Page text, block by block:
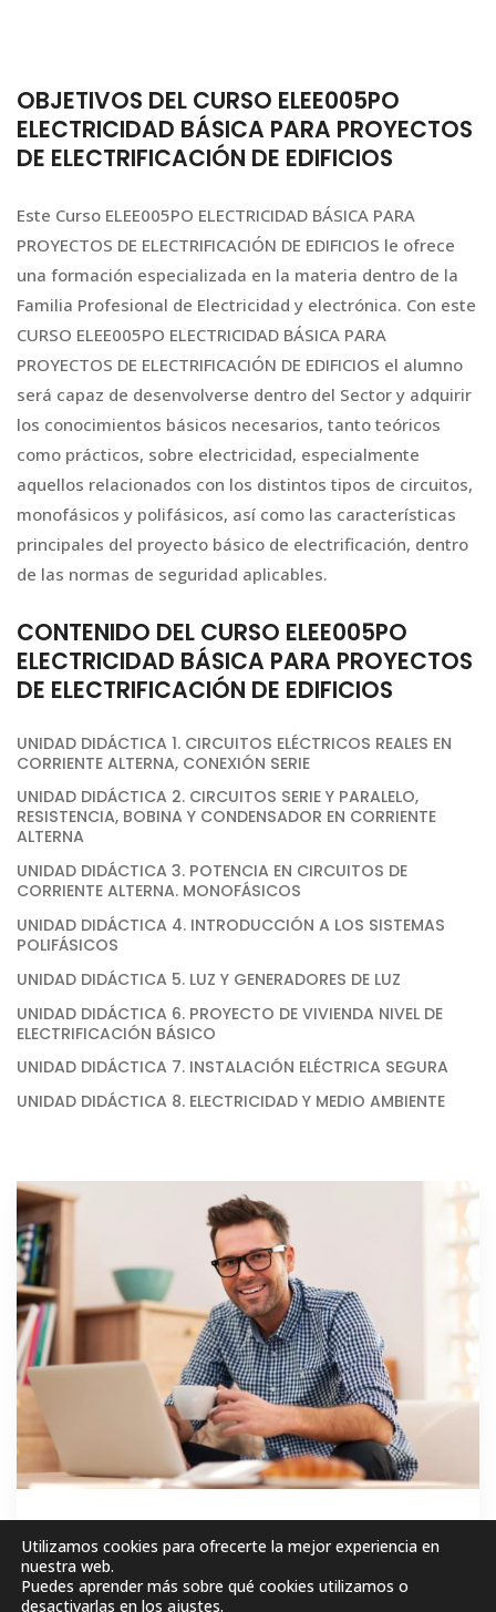
OBJETIVOS DEL CURSO ELEE005PO
ELECTRICIDAD BÁSICA PARA PROYECTOS
DE ELECTRIFICACIÓN DE EDIFICIOS
Este Curso ELEE005PO ELECTRICIDAD BÁSICA PARA
PROYECTOS DE ELECTRIFICACIÓN DE EDIFICIOS le ofrece
una formación especializada en la materia dentro de la
Familia Profesional de Electricidad y electrónica. Con este
CURSO ELEE005PO ELECTRICIDAD BÁSICA PARA
PROYECTOS DE ELECTRIFICACIÓN DE EDIFICIOS el alumno
será capaz de desenvolverse dentro del Sector y adquirir
los conocimientos básicos necesarios, tanto teóricos
como prácticos, sobre electricidad, especialmente
aquellos relacionados con los distintos tipos de circuitos,
monofásicos y polifásicos, así como las características
principales del proyecto básico de electrificación, dentro
de las normas de seguridad aplicables.
CONTENIDO DEL CURSO ELEE005PO
ELECTRICIDAD BÁSICA PARA PROYECTOS
DE ELECTRIFICACIÓN DE EDIFICIOS
UNIDAD DIDÁCTICA 1. CIRCUITOS ELÉCTRICOS REALES EN
CORRIENTE ALTERNA, CONEXIÓN SERIE
UNIDAD DIDÁCTICA 2. CIRCUITOS SERIE Y PARALELO,
RESISTENCIA, BOBINA Y CONDENSADOR EN CORRIENTE
ALTERNA
UNIDAD DIDÁCTICA 3. POTENCIA EN CIRCUITOS DE
CORRIENTE ALTERNA. MONOFÁSICOS
UNIDAD DIDÁCTICA 4. INTRODUCCIÓN A LOS SISTEMAS
POLIFÁSICOS
UNIDAD DIDÁCTICA 5. LUZ Y GENERADORES DE LUZ
UNIDAD DIDÁCTICA 6. PROYECTO DE VIVIENDA NIVEL DE
ELECTRIFICACIÓN BÁSICO
UNIDAD DIDÁCTICA 7. INSTALACIÓN ELÉCTRICA SEGURA
UNIDAD DIDÁCTICA 8. ELECTRICIDAD Y MEDIO AMBIENTE
GRATIS
MATRICÚLESE AHORA!
Utilizamos cookies para ofrecerte la mejor experiencia en
nuestra web.
Puedes aprender más sobre qué cookies utilizamos o
desactivarlas en los ajustes.